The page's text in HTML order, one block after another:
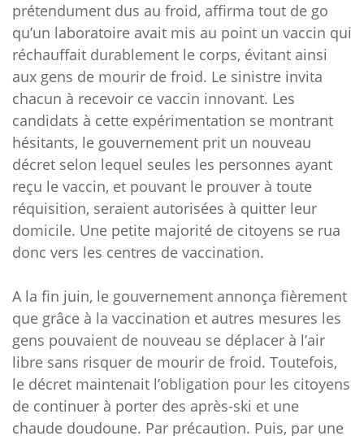
prétendument dus au froid, affirma tout de go
qu’un laboratoire avait mis au point un vaccin qui
réchauffait durablement le corps, évitant ainsi
aux gens de mourir de froid. Le sinistre invita
chacun à recevoir ce vaccin innovant. Les
candidats à cette expérimentation se montrant
hésitants, le gouvernement prit un nouveau
décret selon lequel seules les personnes ayant
reçu le vaccin, et pouvant le prouver à toute
réquisition, seraient autorisées à quitter leur
domicile. Une petite majorité de citoyens se rua
donc vers les centres de vaccination.
A la fin juin, le gouvernement annonça fièrement
que grâce à la vaccination et autres mesures les
gens pouvaient de nouveau se déplacer à l’air
libre sans risquer de mourir de froid. Toutefois,
le décret maintenait l’obligation pour les citoyens
de continuer à porter des après-ski et une
chaude doudoune. Par précaution. Puis, par une